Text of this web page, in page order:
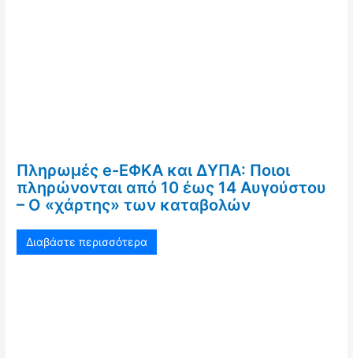
Πληρωμές e-ΕΦΚΑ και ΔΥΠΑ: Ποιοι
πληρώνονται από 10 έως 14 Αυγούστου
– Ο «χάρτης» των καταβολών
Διαβάστε περισσότερα